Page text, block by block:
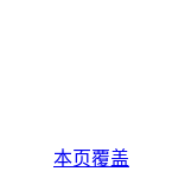
本页覆盖